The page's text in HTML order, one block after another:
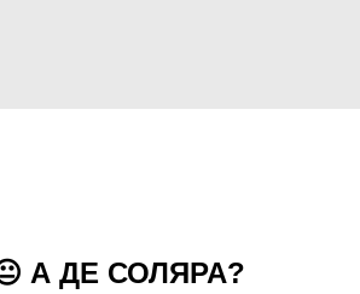
А ДЕ СОЛЯРА?